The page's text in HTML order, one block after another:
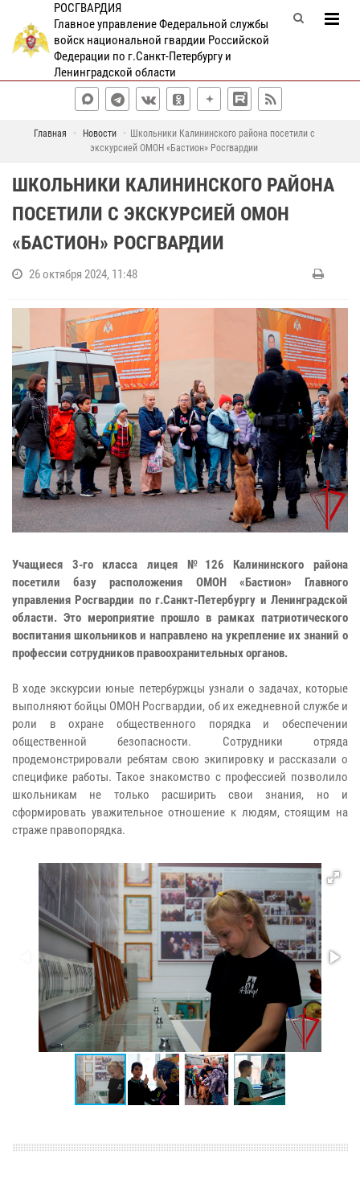
РОСГВАРДИЯ
Главное управление Федеральной службы
войск национальной гвардии Российской
Федерации по г.Санкт-Петербургу и
Ленинградской области
Главная Новости
Школьники Калининского района посетили с
экскурсией ОМОН «Бастион» Росгвардии
ШКОЛЬНИКИ КАЛИНИНСКОГО РАЙОНА
ПОСЕТИЛИ С ЭКСКУРСИЕЙ ОМОН
«БАСТИОН» РОСГВАРДИИ
26 октября 2024, 11:48
Учащиеся 3-го класса лицея №126 Калининского района
посетили базу расположения ОМОН «Бастион» Главного
управления Росгвардии по г.Санкт-Петербургу и Ленинградской
области. Это мероприятие прошло в рамках патриотического
воспитания школьников и направлено на укрепление их знаний о
профессии сотрудников правоохранительных органов.
В ходе экскурсии юные петербуржцы узнали о задачах, которые
выполняют бойцы ОМОН Росгвардии, об их ежедневной службе и
роли в охране общественного порядка и обеспечении
общественной безопасности. Сотрудники отряда
продемонстрировали ребятам свою экипировку и рассказали о
специфике работы. Такое знакомство с профессией позволило
школьникам не только расширить свои знания, но и
сформировать уважительное отношение к людям, стоящим на
страже правопорядка.​​​​​​​